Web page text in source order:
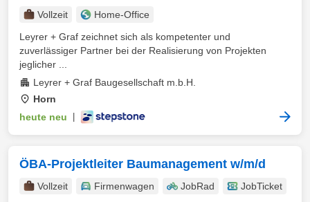
Vollzeit
Home-Office
Leyrer + Graf zeichnet sich als kompetenter und
zuverlässiger Partner bei der Realisierung von Projekten
jeglicher ...
Leyrer + Graf Baugesellschaft m.b.H.
Horn
heute neu
ÖBA-Projektleiter Baumanagement w/m/d
Vollzeit Firmenwagen JobRad
JobTicket